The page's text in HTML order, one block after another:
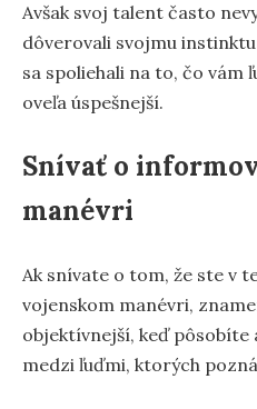
Avšak svoj talent často
dôverovali svojmu
sa spoliehali na to, čo vám
oveľa úspešnejší.
Snívať o
manévri
Ak snívate o tom, že ste v
vojenskom manévri,
objektívnejší, keď
medzi ľuďmi, ktorých